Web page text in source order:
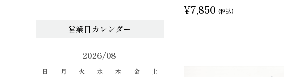
¥7,850 (税込)
2026/08
日 月 火 水 木 金
土